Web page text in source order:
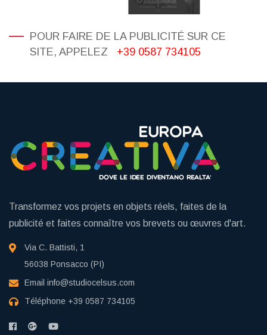
POUR FAIRE DE LA PUBLICITÉ SUR CE
SITE, APPELEZ
+39 0587 734105
Transformez vos projets en objets réels, faites de la
publicité et faites connaître vos brevets ou œuvres d'art.
Via C. Battisti, 1
56038 Ponsacco (PI)
Email info@studiocelsus.com
Téléphone +39 0587 734105